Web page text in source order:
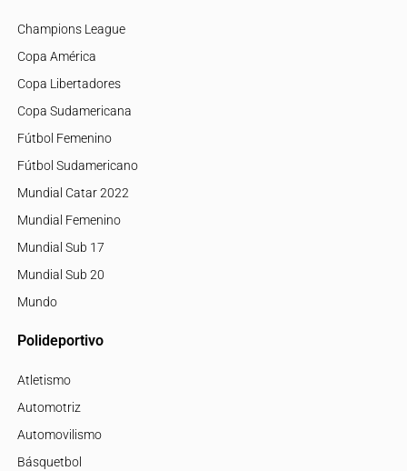
Champions League
Copa América
Copa Libertadores
Copa Sudamericana
Fútbol Femenino
Fútbol Sudamericano
Mundial Catar 2022
Mundial Femenino
Mundial Sub 17
Mundial Sub 20
Mundo
Polideportivo
Atletismo
Automotriz
Automovilismo
Básquetbol